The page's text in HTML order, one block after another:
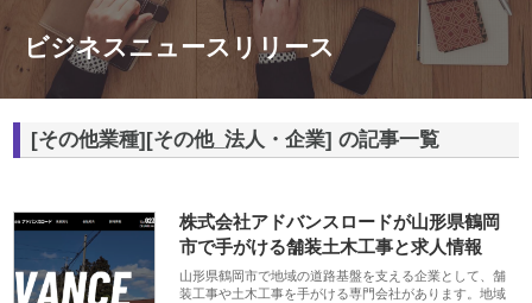
ビジネスニュースリリース
[その他業種][その他_法人・企業] の記事一覧
株式会社アドバンスロードが山形県鶴岡
市で手がける舗装土木工事と求人情報
山形県鶴岡市で地域の道路基盤を支える企業として、舗
装工事や土木工事を手がける専門会社があります。地域